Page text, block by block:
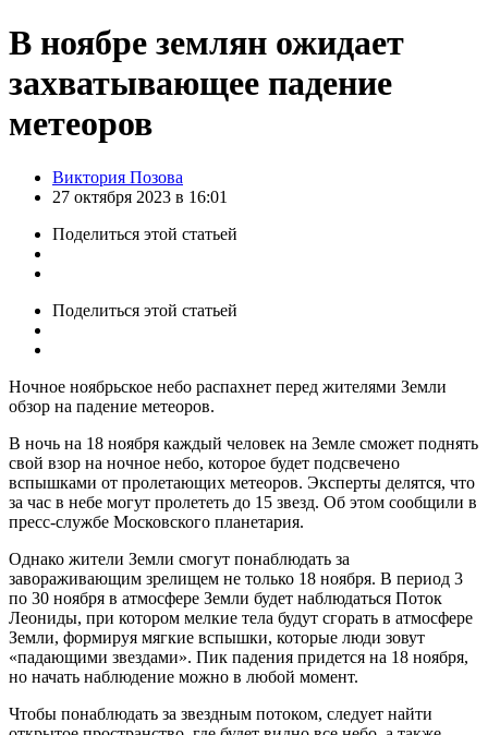
В ноябре землян ожидает
захватывающее падение
метеоров
Posted
by
Виктория Позова
27 октября 2023 в 16:01
Поделиться этой статьей
Поделиться этой статьей
Ночное ноябрьское небо распахнет перед жителями Земли
обзор на падение метеоров.
В ночь на 18 ноября каждый человек на Земле сможет поднять
свой взор на ночное небо, которое будет подсвечено
вспышками от пролетающих метеоров. Эксперты делятся, что
за час в небе могут пролететь до 15 звезд. Об этом сообщили в
пресс-службе Московского планетария.
Однако жители Земли смогут понаблюдать за
завораживающим зрелищем не только 18 ноября. В период 3
по 30 ноября в атмосфере Земли будет наблюдаться Поток
Леониды, при котором мелкие тела будут сгорать в атмосфере
Земли, формируя мягкие вспышки, которые люди зовут
«падающими звездами». Пик падения придется на 18 ноября,
но начать наблюдение можно в любой момент.
Чтобы понаблюдать за звездным потоком, следует найти